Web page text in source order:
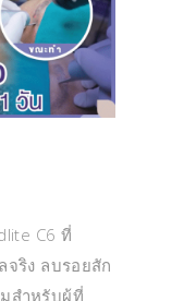
C6 ที่
ริง ลบรอยสัก
สำหรับผู้ที่